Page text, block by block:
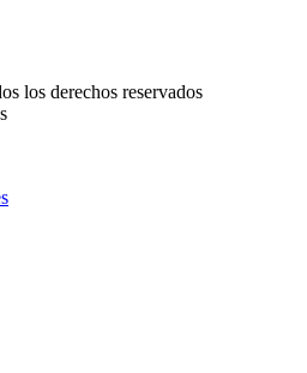
los derechos reservados